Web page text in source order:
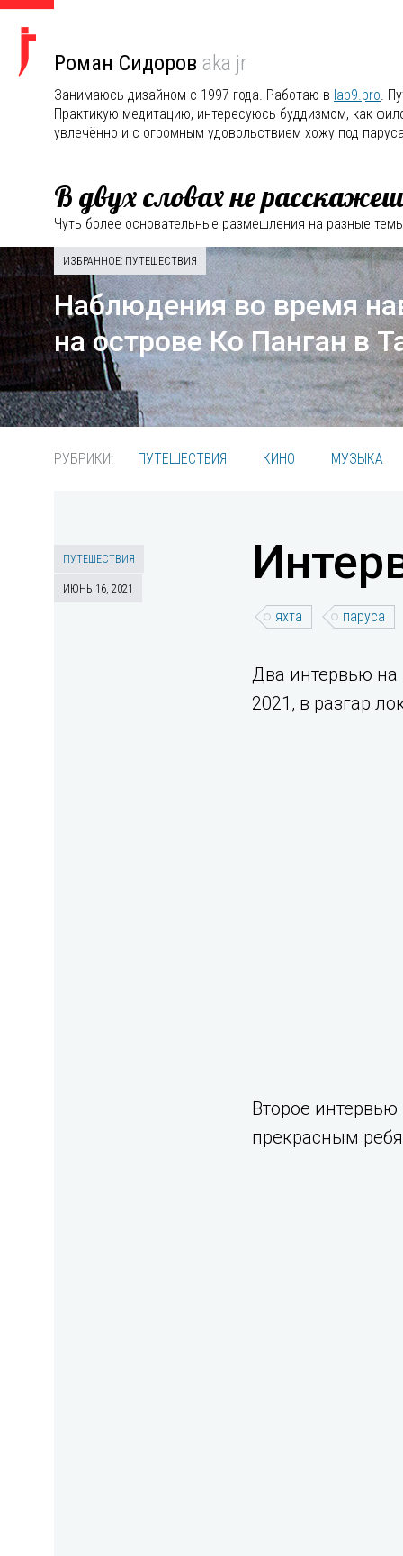
Роман Сидоров aka jr
Занимаюсь дизайном с 1997 года. Работаю в lab9.pro.
Практикую медитацию, интересуюсь буддизмом, как
увлечённо и с огромным удовольствием хожу под
В двух словах не
Чуть более основательные размешления на разные
ИЗБРАННОЕ: ПУТЕШЕСТВИЯ
Наблюдения во время
на острове Ко Панган в
РУБРИКИ: ПУТЕШЕСТВИЯ КИНО МУЗЫКА
ПУТЕШЕСТВИЯ
ИЮНЬ 16, 2021
яхта паруса
Два интервью на
2021, в разгар
Второе
прекрасным